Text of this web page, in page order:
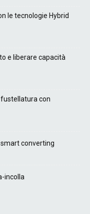
le tecnologie Hybrid
e liberare capacità
con
converting
incolla